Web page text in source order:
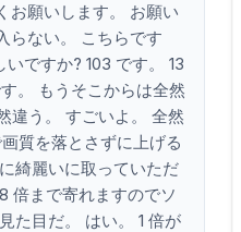
お願いします。 お願い
らない。 こちらです
ですか? 103 です。 13
。 もうそこからは全然
違う。 すごいよ。 全然
質を落とさずに上げる
綺麗いに取っていただ
倍まで寄れますのでソ
た目だ。 はい。 1 倍が